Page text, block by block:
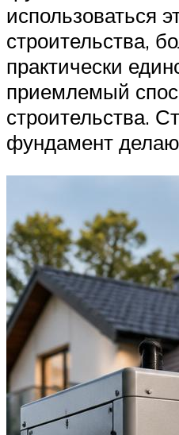
использоваться
строительства,
практически
приемлемый
строительства.
фундамент